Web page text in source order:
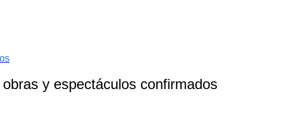
y espectáculos confirmados